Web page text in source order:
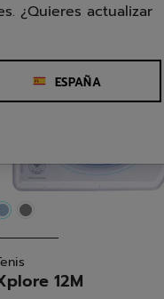
12M
¿Quieres actualizar
ESPAÑA